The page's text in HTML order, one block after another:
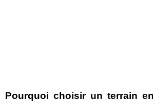
Pourquoi choisir un terrain